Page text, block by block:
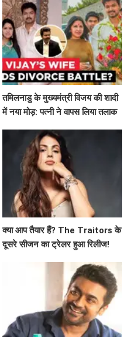
तमिलनाडु के मुख्यमंत्री विजय की शादी
में नया मोड़: पत्नी ने वापस लिया तलाक
क्या आप तैयार हैं? The Traitors के
दूसरे सीजन का ट्रेलर हुआ रिलीज!